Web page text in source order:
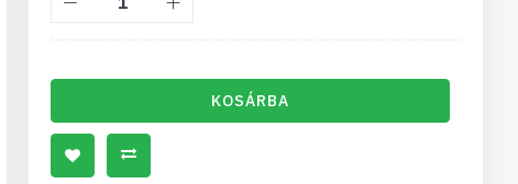
KOSÁRBA